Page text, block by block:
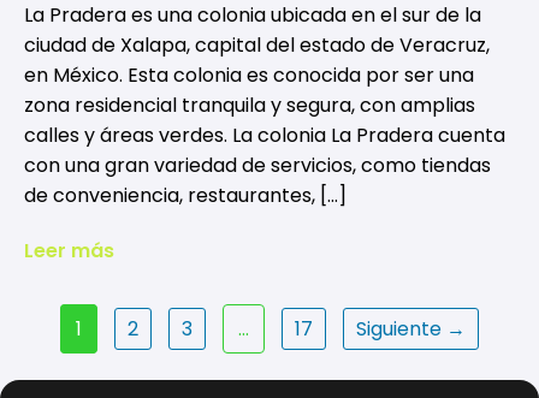
La Pradera es una colonia ubicada en el sur de la
ciudad de Xalapa, capital del estado de Veracruz,
en México. Esta colonia es conocida por ser una
zona residencial tranquila y segura, con amplias
calles y áreas verdes. La colonia La Pradera cuenta
con una gran variedad de servicios, como tiendas
de conveniencia, restaurantes, […]
Leer más
Paginación
de
1 2 3 … 17 Siguiente →